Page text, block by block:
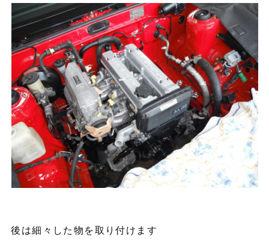
後は細々した物を取り付けます